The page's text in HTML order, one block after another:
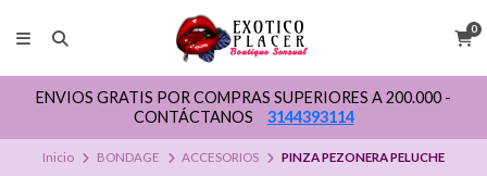
0
ENVIOS GRATIS POR COMPRAS SUPERIORES A 200.000 -
CONTÁCTANOS
3144393114
Inicio BONDAGE ACCESORIOS PINZA PEZONERA PELUCHE